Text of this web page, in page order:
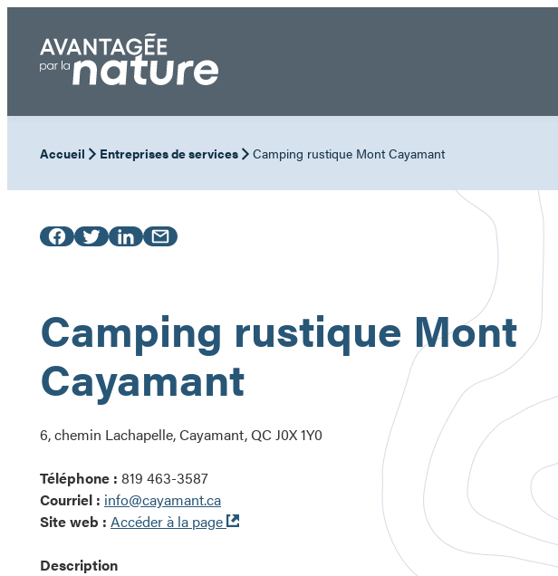
contenu
Accueil Entreprises de services Camping rustique Mont Cayamant
Camping rustique Mont
Cayamant
6, chemin Lachapelle, Cayamant, QC J0X 1Y0
Téléphone : 819 463-3587
Courriel : info@cayamant.ca
Site web : Accéder à la page
Ouvre
Description